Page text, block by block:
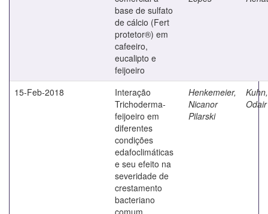
base de sulfato
de cálcio (Fert
protetor®) em
cafeeiro,
eucalipto e
feijoeiro
15-Feb-2018
Interação
Trichoderma-
feijoeiro em
diferentes
condições
edafoclimáticas
e seu efeito na
severidade de
crestamento
bacteriano
comum
Henkemeier,
Nicanor
Pilarski
Kuhn,